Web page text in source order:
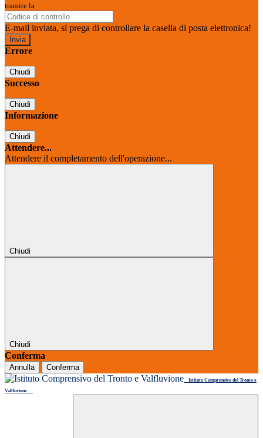
tramite la
E-mail inviata, si prega di controllare la casella di posta elettronica!
Errore
Chiudi
Successo
Chiudi
Informazione
Chiudi
Attendere...
Attendere il completamento dell'operazione...
Chiudi
Chiudi
Conferma
Annulla Conferma
Istituto Comprensivo del Tronto e
Valfluvione